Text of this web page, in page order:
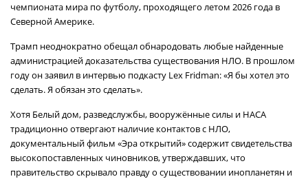
чемпионата мира по футболу, проходящего летом 2026 года в
Северной Америке.
Трамп неоднократно обещал обнародовать любые найденные
администрацией доказательства существования НЛО. В прошлом
году он заявил в интервью подкасту Lex Fridman: «Я бы хотел это
сделать. Я обязан это сделать».
Хотя Белый дом, разведслужбы, вооружённые силы и НАСА
традиционно отвергают наличие контактов с НЛО,
документальный фильм «Эра открытий» содержит свидетельства
высокопоставленных чиновников, утверждавших, что
правительство скрывало правду о существовании инопланетян и